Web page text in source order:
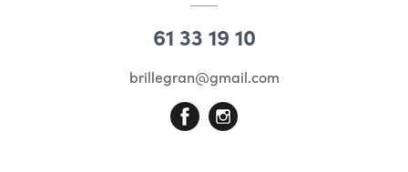
61 33 19 10
brillegran@gmail.com